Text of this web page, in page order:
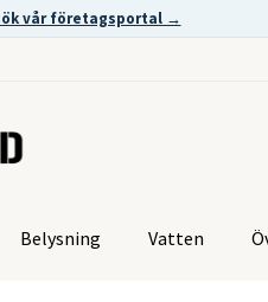
vår företagsportal →
Belysning Vatten